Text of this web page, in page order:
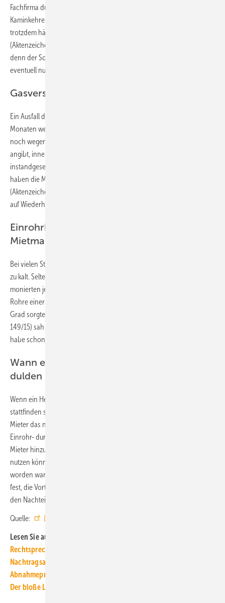
Fachfirma durchführen. Doch später zog er vor Gericht, denn der
Kaminkehrer habe ihm nicht gesagt, dass das alte Modell im Notfall
trotzdem hätte betrieben werden dürfen. Das Landgericht München
(Aktenzeichen 15 O 4553/21) erkannte hier keine Falschberatung,
denn der Schornsteinfeger habe keine Hinweise erhalten, dass
eventuell nur ein Notfallbetrieb in Frage kommen könne.
Gasversorgung fällt aus
Ein Ausfall der Gasversorgung kann fatal sein – in den wärmeren
Monaten wegen des fehlenden Warmwassers, im Winter zusätzlich
noch wegen des Heizungsausfalls. Wenn der Vermieter einen Zeitraum
angibt, innerhalb dessen die reparaturbedürftige Gastherme wieder
instandgesetzt wird, dann sollte er diese Frist auch einhalten. Sonst
haben die Mieter nach einem Urteil des Landgerichts Berlin
(Aktenzeichen 65 T 66/19) via einstweiliger Verfügung den Anspruch
auf Wiederherstellung der Anlage.
Einrohrheizung mit ungedämmten Rohren:
Mietmangel?
Bei vielen Streitfällen vor Gericht ist es den Mietern in ihrer Wohnung
zu kalt. Seltener kommt es vor, dass es ihnen zu warm ist. Genau das
monierten jedoch Mieter in Berlin, bei denen die ungedämmten
Rohre einer Einrohrheizung im Winter für Temperaturen von 24 bis 26
Grad sorgten. Das Amtsgericht Schöneberg (Aktenzeichen 8 C
149/15) sah hierin keinen erheblichen Mietmangel, denn der Zustand
habe schon beim Bezug der Wohnung bestanden.
Wann eine Mieter Heizungstausch nicht
dulden muss
Wenn ein Heizungsaustausch nur in einzelnen Objekten einer Anlage
stattfinden soll und es an einer Gesamtplanung fehlt, dann muss der
Mieter das nicht dulden. Konkret ging es um den Austausch einer
Einrohr- durch eine Zweirohrheizung. Erschwerend kam für den
Mieter hinzu, dass er seine Wohnung über Wochen hinweg nicht hätte
nutzen können und ihm auch keine Ersatzwohnung angeboten
worden war. Das Landgericht Berlin (Aktenzeichen 64 S 215/19) stellte
fest, die Vorteile der Maßnahme seien für den Mieter im Vergleich mit
den Nachteilen nur sehr gering gewesen. ■
Quelle:
Lesen Sie auch:
Rechtsprechung rund um Bad und WC
Nachtragsangebote: Ignorieren kann Zustimmung sein
Abnahmeprotokoll: Wer gültig unterschreiben darf
Der bloße Legionellen-Befall ist ein Mangel der Mietsache